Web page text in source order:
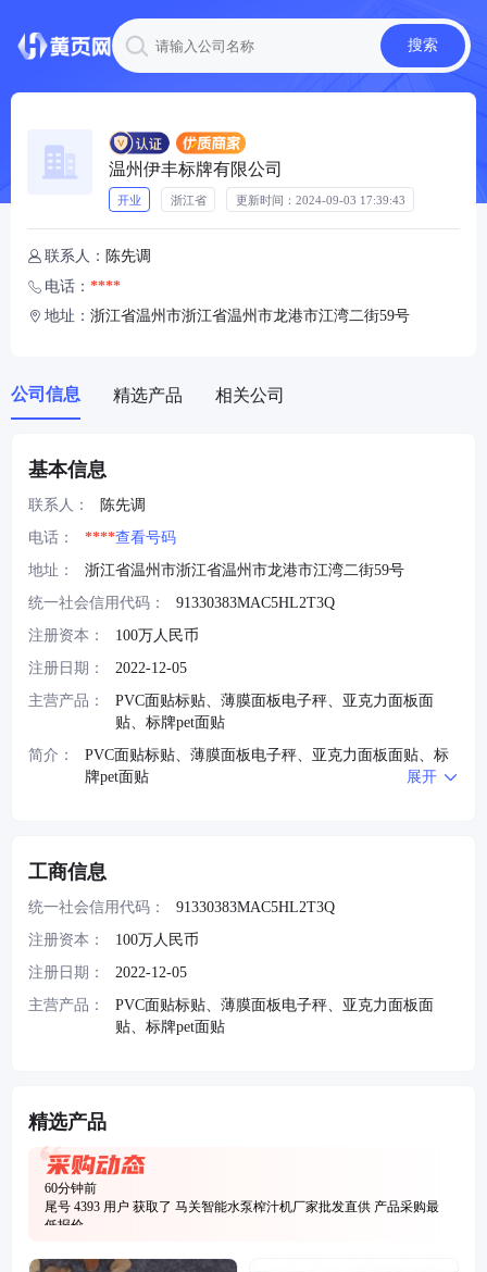
搜索
温州伊丰标牌有限公司
开业 浙江省 更新时间： 2024-09-03 17:39:43
 联系人： 陈先调
 电话： ****
 地址： 浙江省温州市浙江省温州市龙港市江湾二街59号
公司信息 精选产品 相关公司
基本信息
联系人：
陈先调
电话：
****查看号码
地址：
浙江省温州市浙江省温州市龙港市江湾二街59号
统一社会信用代码：
91330383MAC5HL2T3Q
注册资本：
100万人民币
注册日期：
2022-12-05
主营产品：
PVC面贴标贴、薄膜面板电子秤、亚克力面板面
贴、标牌pet面贴
简介：
PVC面贴标贴、薄膜面板电子秤、亚克力面板面贴、标
牌pet面贴
展开
工商信息
统一社会信用代码：
91330383MAC5HL2T3Q
注册资本：
100万人民币
注册日期：
2022-12-05
主营产品：
PVC面贴标贴、薄膜面板电子秤、亚克力面板面
贴、标牌pet面贴
精选产品
尾号 3749用户 获取了
牌定制
产品采购最低报价
39分钟前
尾号 9061用户 获取了
制 平面薄膜开关产品采购最低报价
60分钟前
尾号 4393 用户 获取了 马关智能水泵榨汁机厂家批发直供产品采购最
低报价